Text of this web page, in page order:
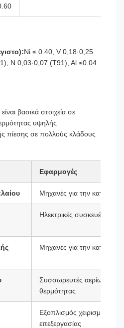
Ni ≤ 0.40, V 0,18·0,25
N 0,03·0,07 (T91), Al ≤0.04
βασικά στοιχεία σε
υψηλής
πίεσης σε πολλούς κλάδους
Εφαρμογές
Μηχανές για την
Ηλεκτρικές συσκευές για
Μηχανές για την
Συσσωρευτές αερίων,
θερμότητας
Εξοπλισμός χειρισμού
επεξεργασίας